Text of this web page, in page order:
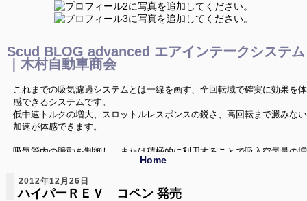
Scud BLOG advanced エアインテークシステム
｜木村自動車商会
これまでの吸気濾過システムとは一線を画す、全回転域で確実に効果を体
感できるシステムです。
低中速トルクの増大、スロットルレスポンスの鋭さ、高回転まで澱みない
加速が体感できます。
吸気管内の脈動を制御し、または積極的に利用することで吸入空気量の増
大を可能にした画期的なシステムで、これまで常識と思われていた性能向
上手法を根本的に覆す製品です。
Home
2012年12月26日
ハイパーＲＥＶ コペン 発売